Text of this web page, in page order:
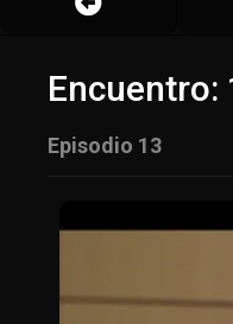
Encuentro:
Episodio 13